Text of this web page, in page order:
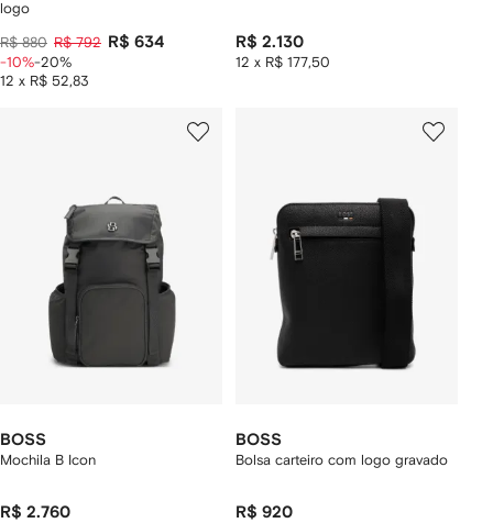
logo
R$ 880 R$ 792 R$ 634
12 x R$ 52,83
-10%-20%
R$ 2.130
12 x R$ 177,50
BOSS
Mochila B Icon
R$ 2.760
BOSS
Bolsa carteiro com logo gravado
R$ 920